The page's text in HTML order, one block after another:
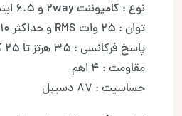
نوع : کامپوننت 2way و 6.5 اینچی – 16 سانتی متری
توان : 25 وات RMS و حداکثر 210 وات
پاسخ فرکانسی : 35 هرتز تا 25 کیلوهرتز
مقاومت : 4 اهم
حساسیت : 87 دسیبل